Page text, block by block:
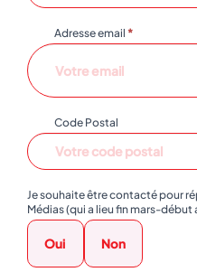
Adresse email *
Code Postal
Je souhaite être contacté pour
Médias (qui a lieu fin mars-début
Oui Non